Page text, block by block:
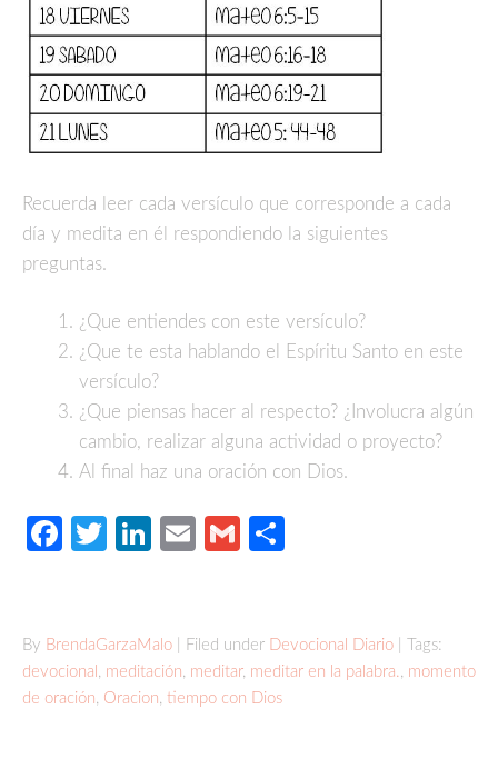
Recuerda leer cada versículo que corresponde a cada
día y medita en él respondiendo la siguientes
preguntas.
¿Que entiendes con este versículo?
¿Que te esta hablando el Espíritu Santo en este
versículo?
¿Que piensas hacer al respecto? ¿Involucra algún
cambio, realizar alguna actividad o proyecto?
Al final haz una oración con Dios.
Facebook
TwitterLinkedIn
EmailGmail
By BrendaGarzaMalo | Filed under Devocional Diario
| Tags:
devocional
meditación meditar, meditar en la palabra.
momento
de oración Oracion tiempo con Dios